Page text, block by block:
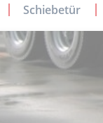
Schiebetür